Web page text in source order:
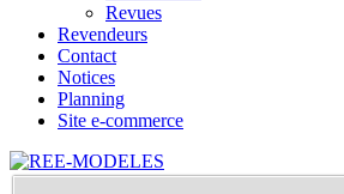
Revues
Revendeurs
Contact
Notices
Planning
Site e-commerce